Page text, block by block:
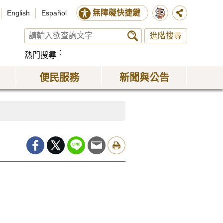
English Español 無障礙快捷鍵
進階搜尋
熱門搜尋
便民服務 新聞與公告